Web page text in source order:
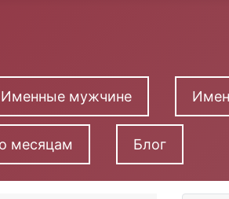
Именные мужчине
месяцам Блог